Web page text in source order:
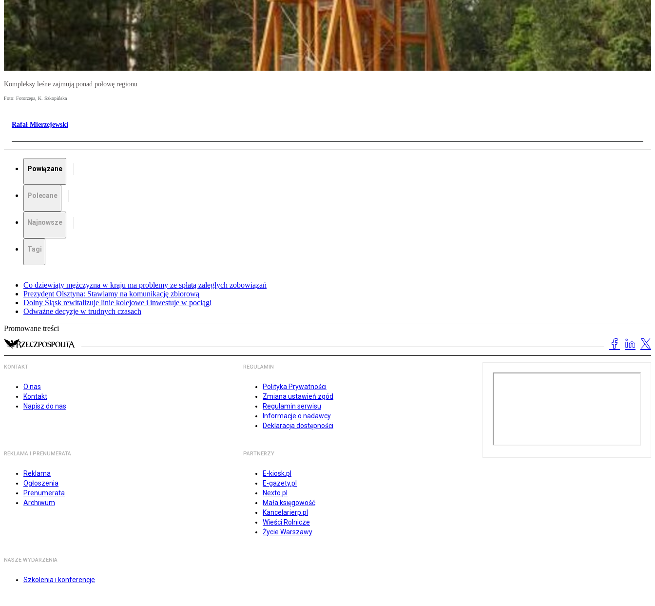
Kompleksy leśne zajmują ponad połowę regionu
Foto: Fotorzepa, K. Szkopińska
Rafał Mierzejewski
Powiązane
Polecane
Najnowsze
Tagi
Co dziewiąty mężczyzna w kraju ma problemy ze spłatą zaległych zobowiązań
Prezydent Olsztyna: Stawiamy na komunikację zbiorową
Dolny Śląsk rewitalizuje linie kolejowe i inwestuje w pociągi
Odważne decyzje w trudnych czasach
Promowane treści
KONTAKT
O nas
Kontakt
Napisz do nas
REGULAMIN
Polityka Prywatności
Zmiana ustawień zgód
Regulamin serwisu
Informacje o nadawcy
Deklaracja dostępności
REKLAMA I PRENUMERATA
Reklama
Ogłoszenia
Prenumerata
Archiwum
PARTNERZY
E-kiosk.pl
E-gazety.pl
Nexto.pl
Mała księgowość
Kancelarierp.pl
Wieści Rolnicze
Życie Warszawy
NASZE WYDARZENIA
Szkolenia i konferencje